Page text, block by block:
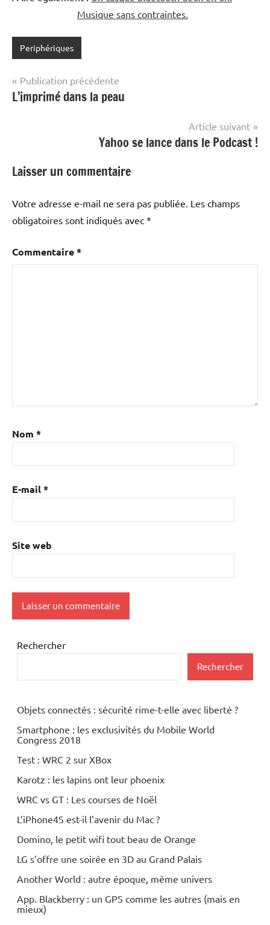
Musique sans contraintes.
Periphériques
Navigation
de
Publication précédente
L’imprimé dans la peau
Article suivant
Yahoo se lance dans le Podcast !
Laisser un commentaire
Votre adresse e-mail ne sera pas publiée. Les champs
obligatoires sont indiqués avec *
Commentaire*
Nom *
E-mail*
Site web
Rechercher
Rechercher
Objets connectés : sécurité rime-t-elle avec liberté ?
Smartphone : les exclusivités du Mobile World
Congress 2018
Test : WRC 2 sur XBox
Karotz : les lapins ont leur phoenix
WRC vs GT : Les courses de Noël
L’iPhone4S est-il l’avenir du Mac ?
Domino, le petit wifi tout beau de Orange
LG s’offre une soirée en 3D au Grand Palais
Another World : autre époque, même univers
App. Blackberry : un GPS comme les autres (mais en
mieux)